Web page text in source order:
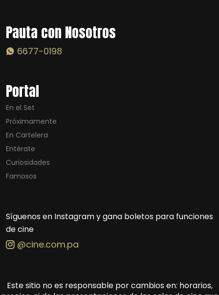
Pauta con Nosotros
6677-0198
Portal
En el Set
Próximamente
En Cartelera
Entérate
Curiosidades
Famosos
Síguenos en Instagram y gana boletos para funciones
de cine
@cine.com.pa
Este sitio no es responsable por cambios en: horarios,